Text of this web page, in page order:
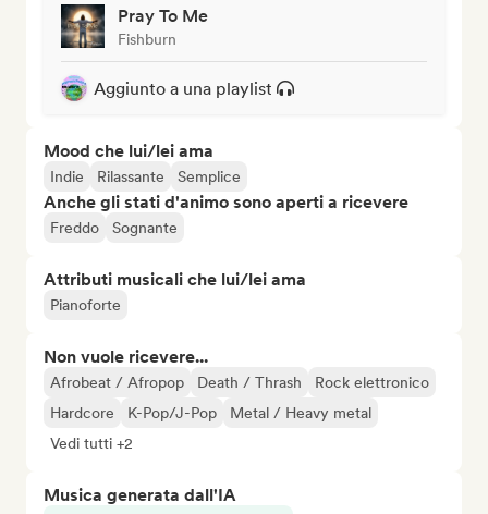
Pray To Me
Fishburn
Aggiunto a una playlist
Mood che lui/lei ama
Indie Rilassante Semplice
Anche gli stati d'animo sono aperti a ricevere
Freddo Sognante
Attributi musicali che lui/lei ama
Pianoforte
Non vuole ricevere...
Afrobeat / Afropop Death / Thrash
Rock elettronico
Hardcore
K-Pop/J-Pop
Metal / Heavy metal
Vedi tutti +2
Musica generata dall'IA